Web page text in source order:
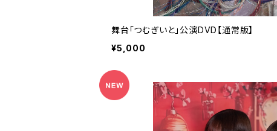
舞台「つむぎいと」公演DVD【通常版】
¥5,000